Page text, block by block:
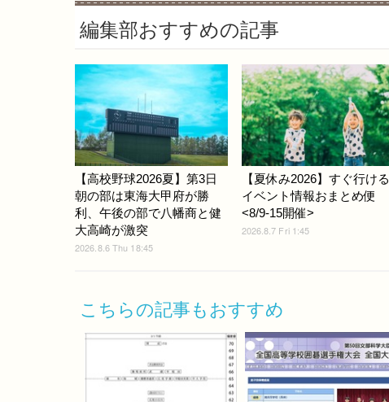
編集部おすすめの記事
【高校野球2026夏】第3日
朝の部は東海大甲府が勝
利、午後の部で八幡商と健
大高崎が激突
2026.8.6 Thu 18:45
【夏休み2026】すぐ行ける
イベント情報おまとめ便
<8/9-15開催>
2026.8.7 Fri 1:45
こちらの記事もおすすめ